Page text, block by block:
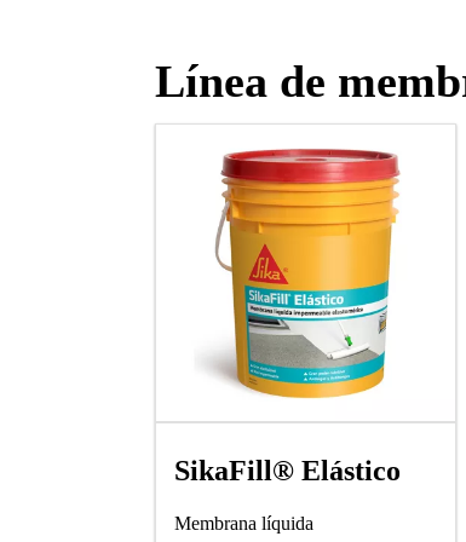
Línea de
SikaFill® Elástico
Membrana líquida